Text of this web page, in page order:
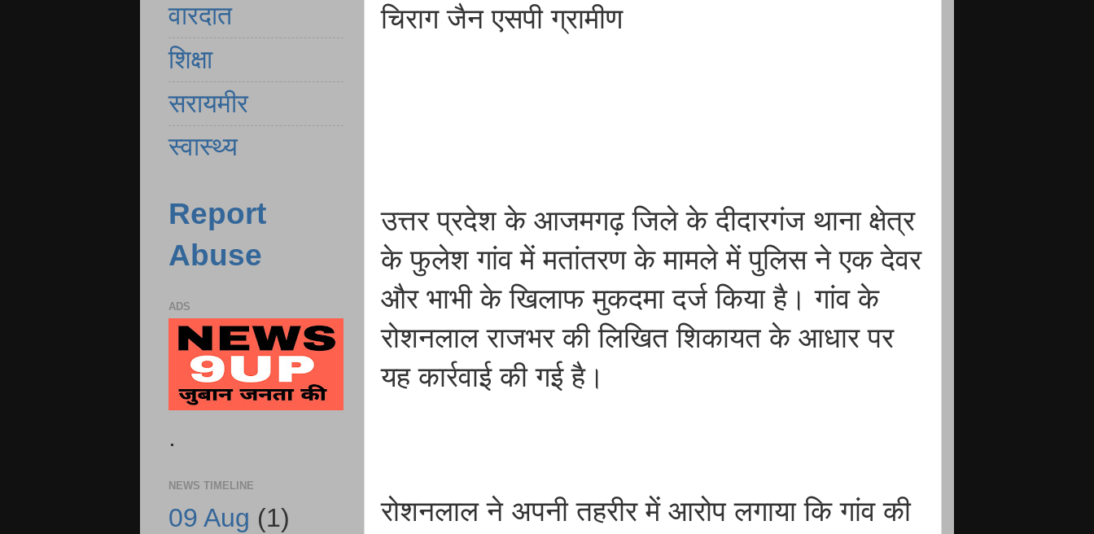
चिराग जैन एसपी ग्रामीण
उत्तर प्रदेश के आजमगढ़ जिले के दीदारगंज थाना क्षेत्र
के फुलेश गांव में मतांतरण के मामले में पुलिस ने एक देवर
और भाभी के खिलाफ मुकदमा दर्ज किया है। गांव के
रोशनलाल राजभर की लिखित शिकायत के आधार पर
यह कार्रवाई की गई है।
रोशनलाल ने अपनी तहरीर में आरोप लगाया कि गांव की
वारदात
शिक्षा
सरायमीर
स्वास्थ्य
Report
Abuse
ADS
.
NEWS TIMELINE
09 Aug (1)